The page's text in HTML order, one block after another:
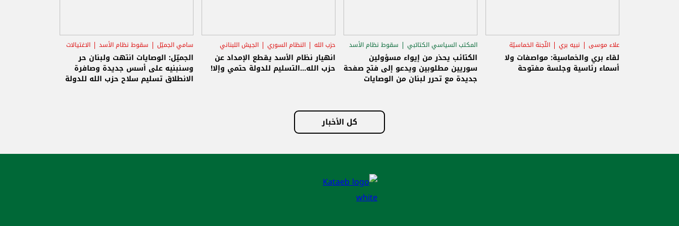
علاء موسى نبيه بري اللّجنة الخماسيّة
لقاء بري والخماسية: مواصفات ولا
أسماء رئاسية وجلسة مفتوحة
المكتب السياسي الكتائبي
سقوط نظام الأسد
الاستحقاق الرئاسي
الكتائب يحذر من إيواء مسؤولين
سوريين مطلوبين ويدعو إلى فتح صفحة
جديدة مع تحرر لبنان من الوصايات
حزب الله النظام السوري الجيش اللبناني
انهيار نظام الأسد يقطع الإمداد عن
حزب الله...التسليم للدولة حتمي وإلا!
سامي الجميّل سقوط نظام الأسد الاغتيالات
الجميّل: الوصايات انتهت ولبنان حر
وسنبنيه على أسس جديدة وصافرة
الانطلاق تسليم سلاح حزب الله للدولة
كل الأخبار